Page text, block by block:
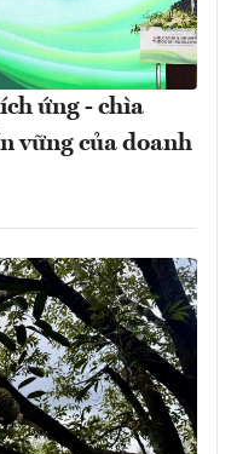
ứng - chìa
vững của doanh